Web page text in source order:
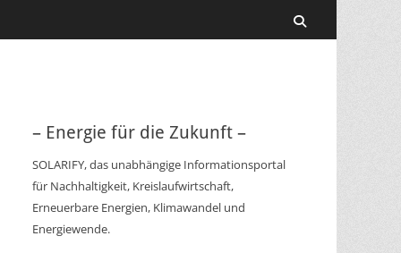
– Energie für die Zukunft –
SOLARIFY, das unabhängige Informationsportal
für Nachhaltigkeit, Kreislaufwirtschaft,
Erneuerbare Energien, Klimawandel und
Energiewende.